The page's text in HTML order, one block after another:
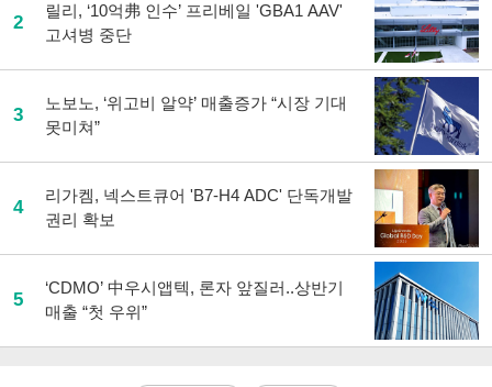
2
릴리, ‘10억弗 인수’ 프리베일 'GBA1 AAV'
고셔병 중단
3
노보노, ‘위고비 알약’ 매출증가 “시장 기대
못미쳐”
4
리가켐, 넥스트큐어 'B7-H4 ADC' 단독개발
권리 확보
5
‘CDMO’ 中우시앱텍, 론자 앞질러..상반기
매출 “첫 우위”